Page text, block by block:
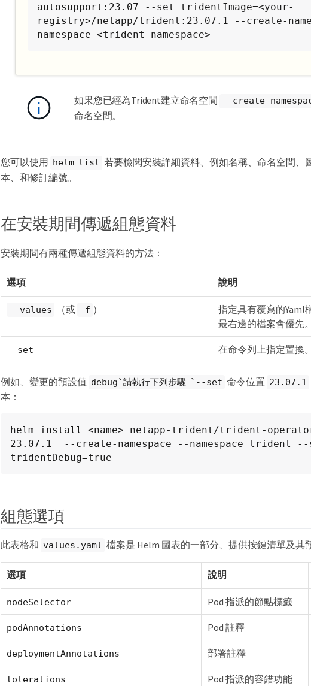
autosupport:23.07 --set tridentImage=<your-
registry>/netapp/trident:23.07.1 --create-
namespace <trident-namespace>
如果您已經為Trident建立命名空間 --create-
命名空間。
您可以使用 helm list 若要檢閱安裝詳細資料、例如名稱、命名空間、
本、和修訂編號。
在安裝期間傳遞組態資料
安裝期間有兩種傳遞組態資料的方法：
選項 說明
--values （或 -f ）
指定具有覆寫的Yaml
最右邊的檔案會優先。
--set 在命令列上指定置換。
例如、變更的預設值 debug`請執行下列步驟 `--set 命令位置 23.07.1
本：
helm install <name> netapp-trident/trident-
23.07.1  --create-namespace --namespace trident --
tridentDebug=true
組態選項
此表格和 values.yaml 檔案是 Helm 圖表的一部分、提供按鍵清單及其
選項 說明
nodeSelector Pod 指派的節點標籤
podAnnotations Pod 註釋
deploymentAnnotations 部署註釋
tolerations Pod 指派的容錯功能